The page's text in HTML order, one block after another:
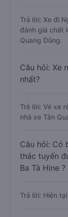
Trả lời: Xe đi
đánh giá chất
Quang Dũng.
Câu hỏi: Xe
nhất?
Trả lời: Vé xe
nhà xe Tân
Câu hỏi: Có
thác tuyến
Ba Tà Hine ?
Trả lời: Hiện